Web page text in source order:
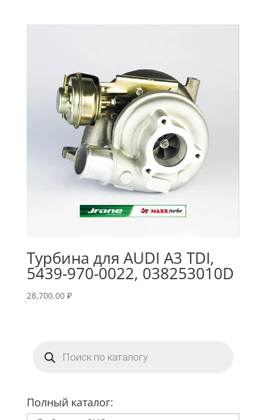
Турбина для AUDI A3 TDI,
5439-970-0022, 038253010D
28,700.00 ₽
товаров
Полный каталог: